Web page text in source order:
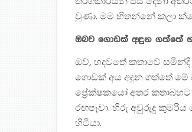
වුණා. මම හිතන්නේ කලා
ඔබව ගොඩක් අඳුන ගත්තේ
ඔව්, හදවතේ කතාවේ
ගොඩක් අය අඳුන ගත්තේ මේ
ප්‍රේක්ෂකයෝ අතර
රඟපෑවා. හිරු අවුරුදු
හිටියා.